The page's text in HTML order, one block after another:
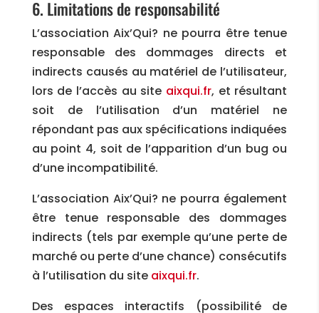
6. Limitations de responsabilité
L’association Aix’Qui? ne pourra être tenue
responsable des dommages directs et
indirects causés au matériel de l’utilisateur,
lors de l’accès au site aixqui.fr, et résultant
soit de l’utilisation d’un matériel ne
répondant pas aux spécifications indiquées
au point 4, soit de l’apparition d’un bug ou
d’une incompatibilité.
L’association Aix’Qui? ne pourra également
être tenue responsable des dommages
indirects (tels par exemple qu’une perte de
marché ou perte d’une chance) consécutifs
à l’utilisation du site aixqui.fr.
Des espaces interactifs (possibilité de